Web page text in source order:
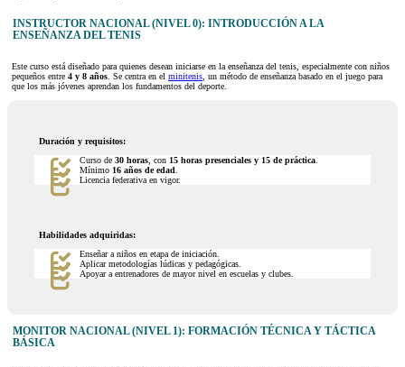
INSTRUCTOR NACIONAL (NIVEL 0): INTRODUCCIÓN A LA
ENSEÑANZA DEL TENIS
Este curso está diseñado para quienes desean iniciarse en la enseñanza del tenis, especialmente con niños
pequeños entre 4 y 8 años . Se centra en el minitenis , un método de enseñanza basado en el juego para
que los más jóvenes aprendan los fundamentos del deporte.
Duración y requisitos:
Curso de 30 horas , con 15 horas presenciales y 15 de práctica
Mínimo 16 años de edad
Licencia federativa en vigor.
Habilidades adquiridas:
Enseñar a niños en etapa de iniciación.
Aplicar metodologías lúdicas y pedagógicas.
Apoyar a entrenadores de mayor nivel en escuelas y clubes.
MONITOR NACIONAL (NIVEL 1): FORMACIÓN TÉCNICA Y TÁCTICA
BÁSICA